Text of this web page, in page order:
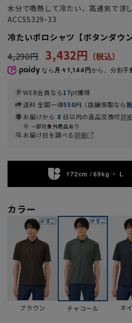
水分で吸熱して冷たい、高通気で涼
ACCS5329-33
冷たいポロシャツ【ボタンダウ
4,290円 3,432円
なら 月々1,144円から。分割手
WEB会員なら17pt獲得
送料 全国一律550円（店舗受取なら
お届けから 8 日以内の返品交換可詳細
一部対象外商品あり
お届け日を調べる詳細
172cm / 69kg L
カラー
ブラウン チャコール ネ